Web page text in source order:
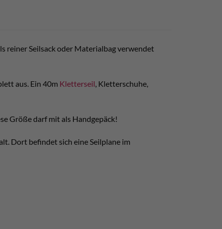
reiner Seilsack oder Materialbag verwendet
aus. Ein 40m Kletterseil, Kletterschuhe,
Größe darf mit als Handgepäck!
Dort befindet sich eine Seilplane im